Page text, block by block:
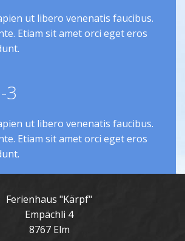
ut libero venenatis faucibus.
Etiam sit amet orci eget eros
3
ut libero venenatis faucibus.
Etiam sit amet orci eget eros
Ferienhaus "Kärpf"
Empächli 4
8767 Elm